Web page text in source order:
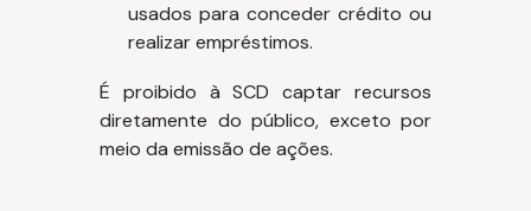
usados para conceder crédito ou
realizar empréstimos.
É proibido à SCD captar recursos
diretamente do público, exceto por
meio da emissão de ações.